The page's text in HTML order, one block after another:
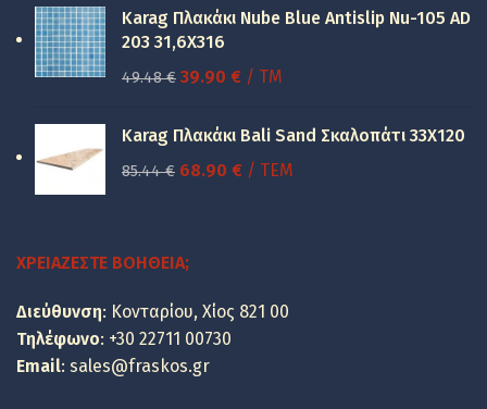
was:
150.00 €.
τιμή
100.00 €.
Karag Πλακάκι Nube Blue Antislip Nu-105 AD
203 31,6X316
49.48€ Original
was:
39.90 €Η
τιμή
είναι:
39.90 €.
/ TM
Karag Πλακάκι Bali Sand Σκαλοπάτι 33Χ120
85.44€ Original
68.90 €Η/ ΤΕΜ
ΧΡΕΙΆΖΕΣΤΕ ΒΟΉΘΕΙΑ;
Διεύθυνση: Κονταρίου, Χίος 821 00
Τηλέφωνο: +30 22711 00730
Email: sales@fraskos.gr